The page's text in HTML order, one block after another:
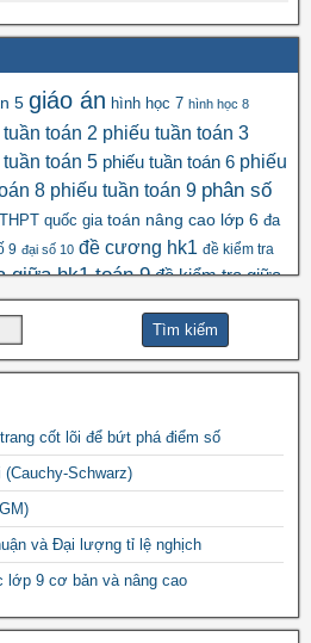
5 giáo án hình học 7 hình học 8
toán 2 phiếu tuần toán 3
toán 5 phiếu tuần toán 6 phiếu
8 phiếu tuần toán 9 phân số
quốc gia toán nâng cao lớp 6 đa
9 đại số 10 đề cương hk1 đề kiểm tra
giữa hk1 toán 9 đề kiểm tra giữa
đề thi hk1 toán 6
hk1 toán 9đề thi hk2 toán
đề thi
hsg toán 9 đề thi olympic
thi toán chuyên
năm 2022đề thi vào
2023 đề thi vào 10 môn toán
cốt lõi để bứt phá điểm số
Schwarz)
và Đại lượng tỉ lệ nghịch
lớp 9 cơ bản và nâng cao